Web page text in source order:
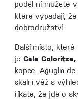
podél ní můžete
které vypadají,
dobrodružství.
Další místo,
je Cala Goloritze,
kopce. Aguglia
skalní věž s
říkáte, že jde o